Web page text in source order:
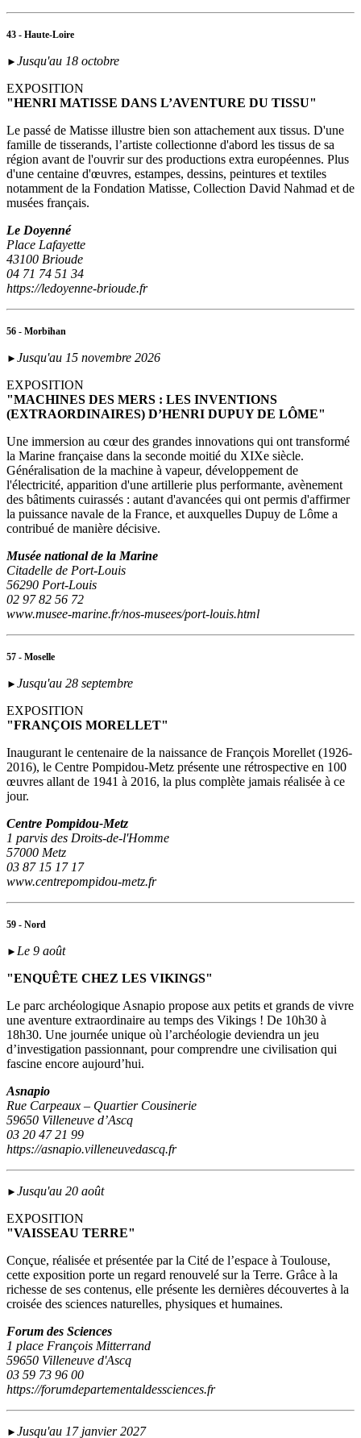
43 - Haute-Loire
► Jusqu'au 18 octobre
EXPOSITION
"HENRI MATISSE DANS L’AVENTURE DU TISSU"
Le passé de Matisse illustre bien son attachement aux tissus. D'une
famille de tisserands, l’artiste collectionne d'abord les tissus de sa
région avant de l'ouvrir sur des productions extra européennes. Plus
d'une centaine d'œuvres, estampes, dessins, peintures et textiles
notamment de la Fondation Matisse, Collection David Nahmad et de
musées français.
Le Doyenné
Place Lafayette
43100 Brioude
04 71 74 51 34
https://ledoyenne-brioude.fr
56 - Morbihan
► Jusqu'au 15 novembre 2026
EXPOSITION
"MACHINES DES MERS : LES INVENTIONS
(EXTRAORDINAIRES) D’HENRI DUPUY DE LÔME"
Une immersion au cœur des grandes innovations qui ont transformé
la Marine française dans la seconde moitié du XIXe siècle.
Généralisation de la machine à vapeur, développement de
l'électricité, apparition d'une artillerie plus performante, avènement
des bâtiments cuirassés : autant d'avancées qui ont permis d'affirmer
la puissance navale de la France, et auxquelles Dupuy de Lôme a
contribué de manière décisive.
Musée national de la Marine
Citadelle de Port-Louis
56290 Port-Louis
02 97 82 56 72
www.musee-marine.fr/nos-musees/port-louis.html
57 - Moselle
► Jusqu'au 28 septembre
EXPOSITION
"FRANÇOIS MORELLET"
Inaugurant le centenaire de la naissance de François Morellet (1926-
2016), le Centre Pompidou-Metz présente une rétrospective en 100
œuvres allant de 1941 à 2016, la plus complète jamais réalisée à ce
jour.
Centre Pompidou-Metz
1 parvis des Droits-de-l'Homme
57000 Metz
03 87 15 17 17
www.centrepompidou-metz.fr
59 - Nord
► Le 9 août
"ENQUÊTE CHEZ LES VIKINGS"
Le parc archéologique Asnapio propose aux petits et grands de vivre
une aventure extraordinaire au temps des Vikings ! De 10h30 à
18h30. Une journée unique où l’archéologie deviendra un jeu
d’investigation passionnant, pour comprendre une civilisation qui
fascine encore aujourd’hui.
Asnapio
Rue Carpeaux – Quartier Cousinerie
59650 Villeneuve d’Ascq
03 20 47 21 99
https://asnapio.villeneuvedascq.fr
► Jusqu'au 20 août
EXPOSITION
"VAISSEAU TERRE"
Conçue, réalisée et présentée par la Cité de l’espace à Toulouse,
cette exposition porte un regard renouvelé sur la Terre. Grâce à la
richesse de ses contenus, elle présente les dernières découvertes à la
croisée des sciences naturelles, physiques et humaines.
Forum des Sciences
1 place François Mitterrand
59650 Villeneuve d'Ascq
03 59 73 96 00
https://forumdepartementaldessciences.fr
► Jusqu'au 17 janvier 2027